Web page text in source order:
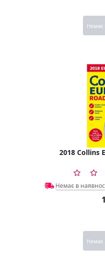
Немає
2018 Collins
Немає в
Немає